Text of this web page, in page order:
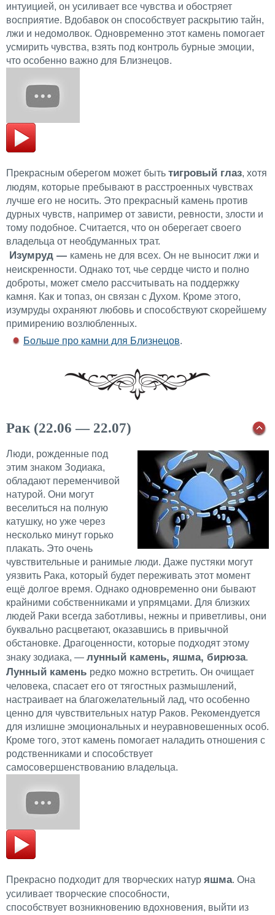
интуицией, он усиливает все чувства и обостряет
восприятие. Вдобавок он способствует раскрытию тайн,
лжи и недомолвок. Одновременно этот камень помогает
усмирить чувства, взять под контроль бурные эмоции,
что особенно важно для Близнецов.
Прекрасным оберегом может быть тигровый глаз, хотя
людям, которые пребывают в расстроенных чувствах
лучше его не носить. Это прекрасный камень против
дурных чувств, например от зависти, ревности, злости и
тому подобное. Считается, что он оберегает своего
владельца от необдуманных трат.
Изумруд — камень не для всех. Он не выносит лжи и
неискренности. Однако тот, чье сердце чисто и полно
доброты, может смело рассчитывать на поддержку
камня. Как и топаз, он связан с Духом. Кроме этого,
изумруды охраняют любовь и способствуют скорейшему
примирению возлюбленных.
Больше про камни для Близнецов.
Рак (22.06 — 22.07)
Люди, рожденные под
этим знаком Зодиака,
обладают переменчивой
натурой. Они могут
веселиться на полную
катушку, но уже через
несколько минут горько
плакать. Это очень
чувствительные и ранимые люди. Даже пустяки могут
уязвить Рака, который будет переживать этот момент
ещё долгое время. Однако одновременно они бывают
крайними собственниками и упрямцами. Для близких
людей Раки всегда заботливы, нежны и приветливы, они
буквально расцветают, оказавшись в привычной
обстановке. Драгоценности, которые подходят этому
знаку зодиака, — лунный камень, яшма, бирюза.
Лунный камень редко можно встретить. Он очищает
человека, спасает его от тягостных размышлений,
настраивает на благожелательный лад, что особенно
ценно для чувствительных натур Раков. Рекомендуется
для излишне эмоциональных и неуравновешенных особ.
Кроме того, этот камень помогает наладить отношения с
родственниками и способствует
самосовершенствованию владельца.
Прекрасно подходит для творческих натур яшма. Она
усиливает творческие способности,
способствует возникновению вдохновения, выйти из